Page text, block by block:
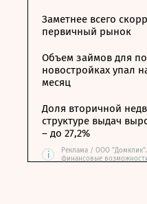
Заметнее всего
первичный рынок
Объем займов для
новостройках упал
месяц
Доля вторичной
структуре выдач
– до 27,2%
i
Реклама / ООО "Домклик".
финансовые